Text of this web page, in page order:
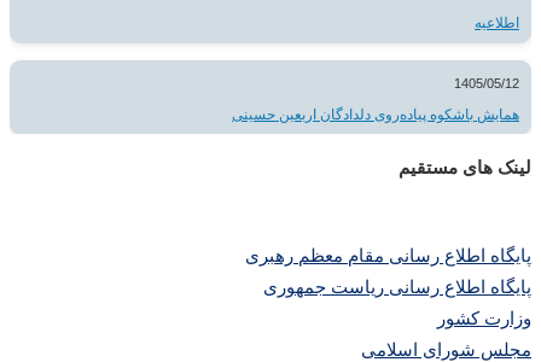
اطلاعیه
1405/05/12
همایش باشکوه پیاده‌روی دلدادگان اربعین حسینی
لینک های مستقیم
پایگاه اطلاع رسانی مقام معظم رهبری
پایگاه اطلاع رسانی ریاست جمهوری
وزارت کشور
مجلس شورای اسلامی